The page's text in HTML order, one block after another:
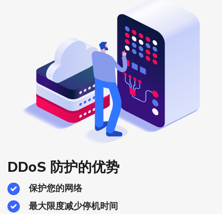
DDoS 防护的优势
保护您的网络
最大限度减少停机时间